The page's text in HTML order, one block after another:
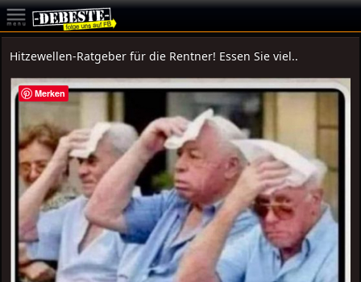
Hitzewellen-Ratgeber für die Rentner! Essen Sie viel..
Merken